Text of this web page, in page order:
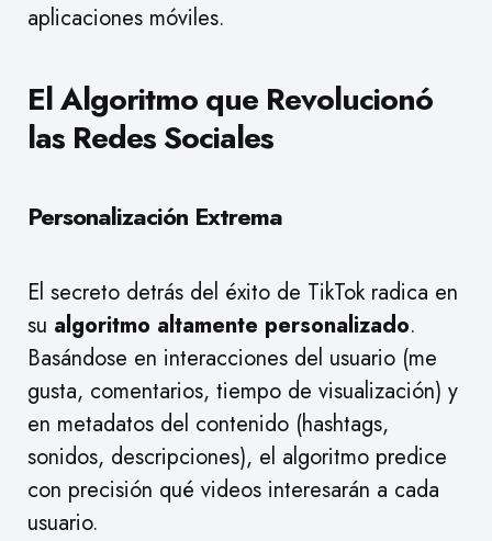
aplicaciones móviles.
El Algoritmo que Revolucionó
las Redes Sociales
Personalización Extrema
El secreto detrás del éxito de TikTok radica en
su algoritmo altamente personalizado.
Basándose en interacciones del usuario (me
gusta, comentarios, tiempo de visualización) y
en metadatos del contenido (hashtags,
sonidos, descripciones), el algoritmo predice
con precisión qué videos interesarán a cada
usuario.